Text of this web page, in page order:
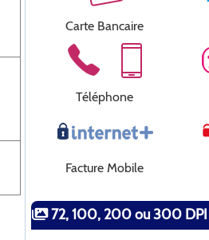
Carte Bancaire
Téléphone
Facture Mobile
72, 100, 200 ou 300 DPI